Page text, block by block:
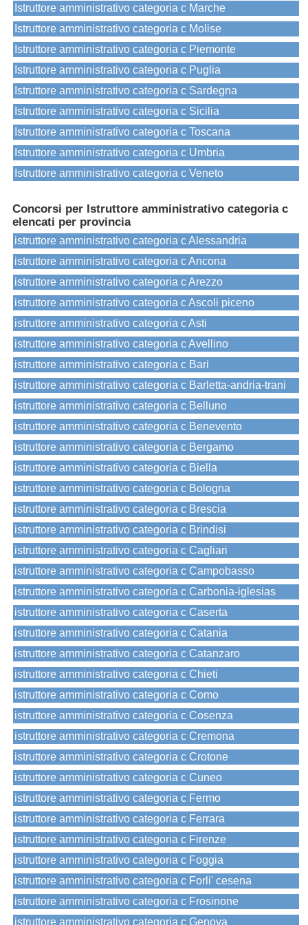
Istruttore amministrativo categoria c Marche
Istruttore amministrativo categoria c Molise
Istruttore amministrativo categoria c Piemonte
Istruttore amministrativo categoria c Puglia
Istruttore amministrativo categoria c Sardegna
Istruttore amministrativo categoria c Sicilia
Istruttore amministrativo categoria c Toscana
Istruttore amministrativo categoria c Umbria
Istruttore amministrativo categoria c Veneto
Concorsi per Istruttore amministrativo categoria c
elencati per provincia
istruttore amministrativo categoria c Alessandria
istruttore amministrativo categoria c Ancona
istruttore amministrativo categoria c Arezzo
istruttore amministrativo categoria c Ascoli piceno
istruttore amministrativo categoria c Asti
istruttore amministrativo categoria c Avellino
istruttore amministrativo categoria c Bari
istruttore amministrativo categoria c Barletta-andria-trani
istruttore amministrativo categoria c Belluno
istruttore amministrativo categoria c Benevento
istruttore amministrativo categoria c Bergamo
istruttore amministrativo categoria c Biella
istruttore amministrativo categoria c Bologna
istruttore amministrativo categoria c Brescia
istruttore amministrativo categoria c Brindisi
istruttore amministrativo categoria c Cagliari
istruttore amministrativo categoria c Campobasso
istruttore amministrativo categoria c Carbonia-iglesias
istruttore amministrativo categoria c Caserta
istruttore amministrativo categoria c Catania
istruttore amministrativo categoria c Catanzaro
istruttore amministrativo categoria c Chieti
istruttore amministrativo categoria c Como
istruttore amministrativo categoria c Cosenza
istruttore amministrativo categoria c Cremona
istruttore amministrativo categoria c Crotone
istruttore amministrativo categoria c Cuneo
istruttore amministrativo categoria c Fermo
istruttore amministrativo categoria c Ferrara
istruttore amministrativo categoria c Firenze
istruttore amministrativo categoria c Foggia
istruttore amministrativo categoria c Forli' cesena
istruttore amministrativo categoria c Frosinone
istruttore amministrativo categoria c Genova